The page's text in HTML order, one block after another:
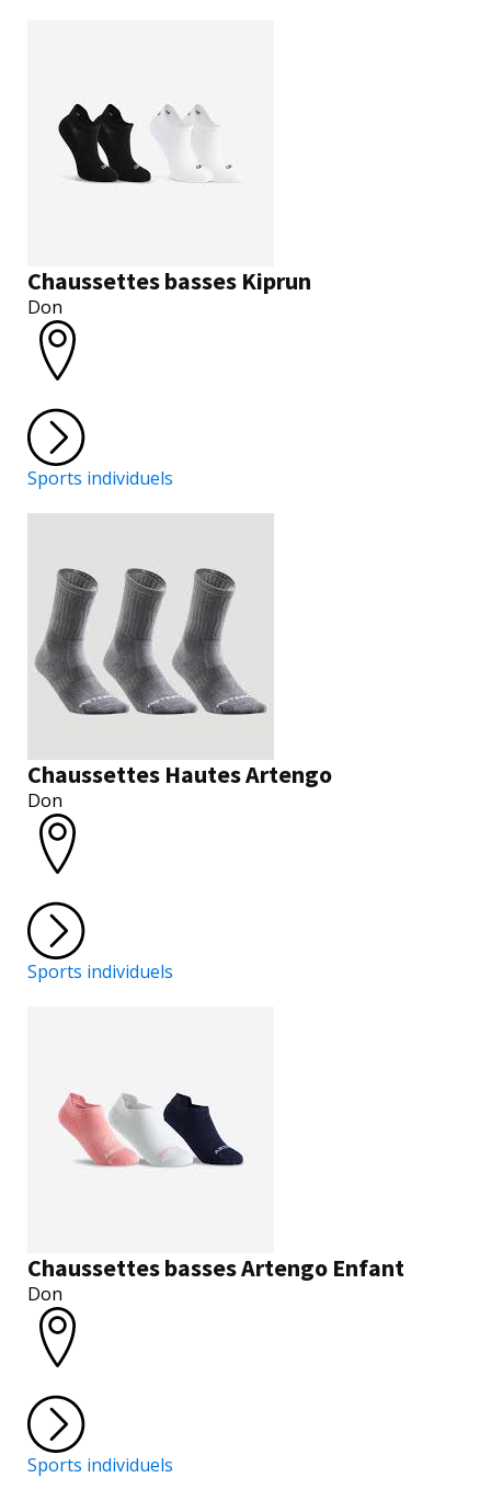
Chaussettes basses Kiprun
Don
Sports individuels
Chaussettes Hautes Artengo
Don
Sports individuels
Chaussettes basses Artengo Enfant
Don
Sports individuels